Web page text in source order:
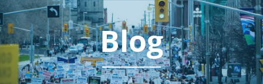
Comprendre
Agir
Boutique
Blog